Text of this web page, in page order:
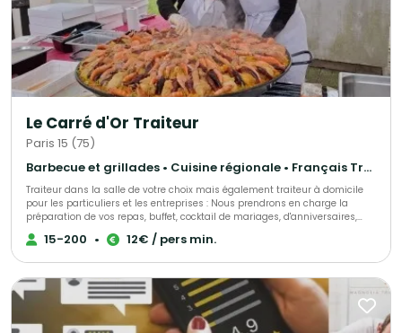
Le Carré d'Or Traiteur
Paris 15 (75)
Barbecue et grillades • Cuisine régionale • Français Traditionnel
Traiteur dans la salle de votre choix mais également traiteur à domicile
pour les particuliers et les entreprises : Nous prendrons en charge la
préparation de vos repas, buffet, cocktail de mariages, d'anniversaires,
d'entrepises, ou simplement une livraison de votre met à domicile, sur
votre lieu de travail ou de votre choix. Nous sélectionnons nos produits
Notre cuisine authentique vous régalera et surprendra les plus fin
gourmet. N'hésitez pas à faire appel à nos services ! Spécialistes de
demandes de dernières minutes, nous saurons assurer votre événement
tel que : anniversaire surprise, deuil, fête de naissance et autres.
15-200 • 12€ / pers min.